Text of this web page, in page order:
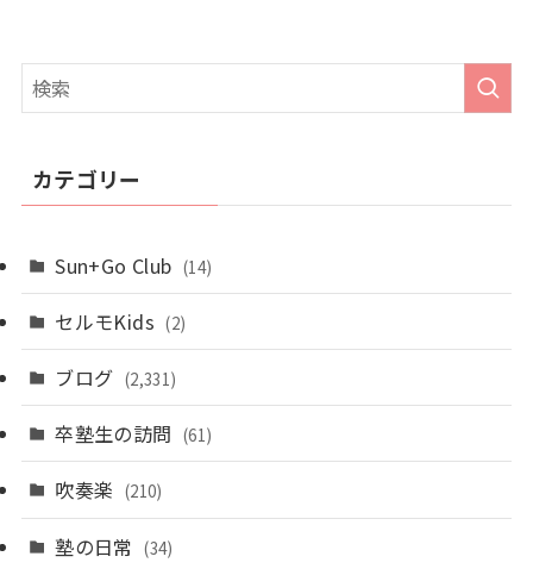
カテゴリー
Sun+Go Club (14)
セルモKids (2)
ブログ (2,331)
卒塾生の訪問 (61)
吹奏楽 (210)
塾の日常 (34)